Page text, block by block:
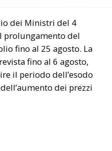
dei Ministri del 4
prolungamento del
fino al 25 agosto. La
fino al 6 agosto,
il periodo dell’esodo
dei prezzi